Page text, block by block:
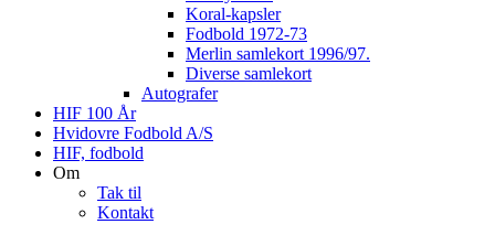
Koral-kapsler
Fodbold 1972-73
Merlin samlekort 1996/97.
Diverse samlekort
Autografer
HIF 100 År
Hvidovre Fodbold A/S
HIF, fodbold
Om
Tak til
Kontakt